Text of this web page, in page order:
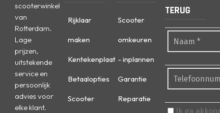
scooterwinkel
van
Rotterdam.
Lage
prijzen,
uitstekende
service en
persoonlijk
advies voor
elke klant.
Rijklaar
maken
Kentekenplaat
Betaalopties
Scooter
Scooter
omkeuren
- inplannen
Garantie
Reparatie
TERUG
Ik ga